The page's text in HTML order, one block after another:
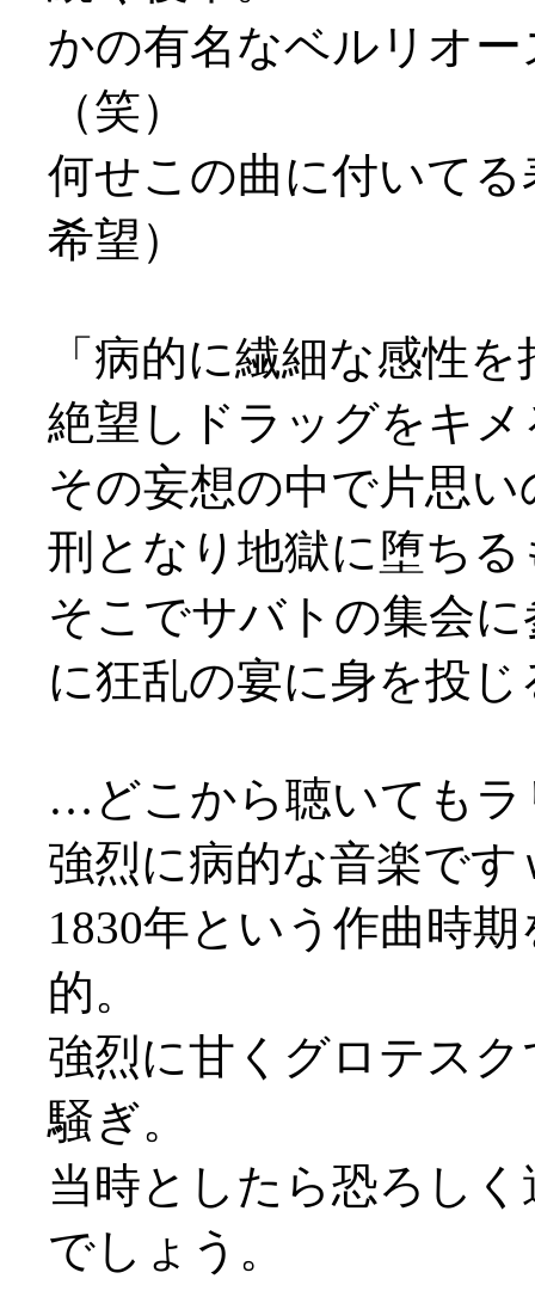
かの有名なベルリオ
（笑）
何せこの曲に付いて
希望）
「病的に繊細な感性
絶望しドラッグをキ
その妄想の中で片思
刑となり地獄に堕ちる
そこでサバトの集会
に狂乱の宴に身を投じ
…どこから聴いてもラ
強烈に病的な音楽です
1830年という作曲時
的。
強烈に甘くグロテス
騒ぎ。
当時としたら恐ろし
でしょう。